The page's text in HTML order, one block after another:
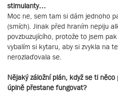
stimulanty…
Moc ne, sem tam si dám jednoho
(smích). Jinak před hraním nepiju
povzbuzujícího, protože to jsem
vybalím si kytaru, aby si zvykla na
nerozlaďovala se.
Nějaký záložní plán, když se ti
úplně přestane fungovat?